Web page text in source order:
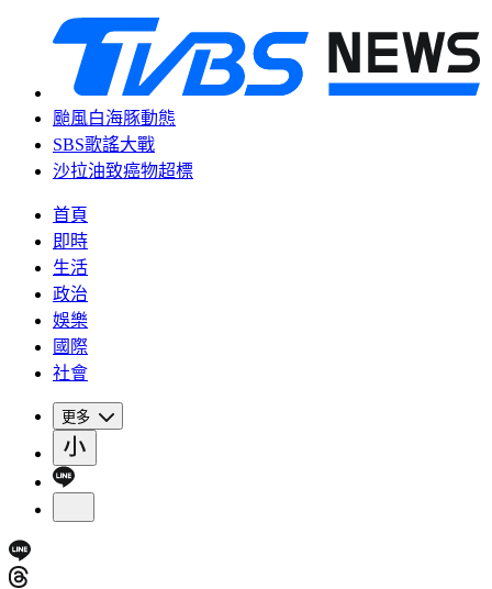
颱風白海豚動態
SBS歌謠大戰
沙拉油致癌物超標
首頁
即時
生活
政治
娛樂
國際
社會
更多